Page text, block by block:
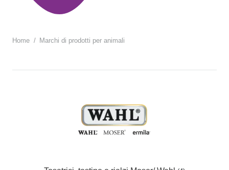
Home / Marchi di prodotti per animali